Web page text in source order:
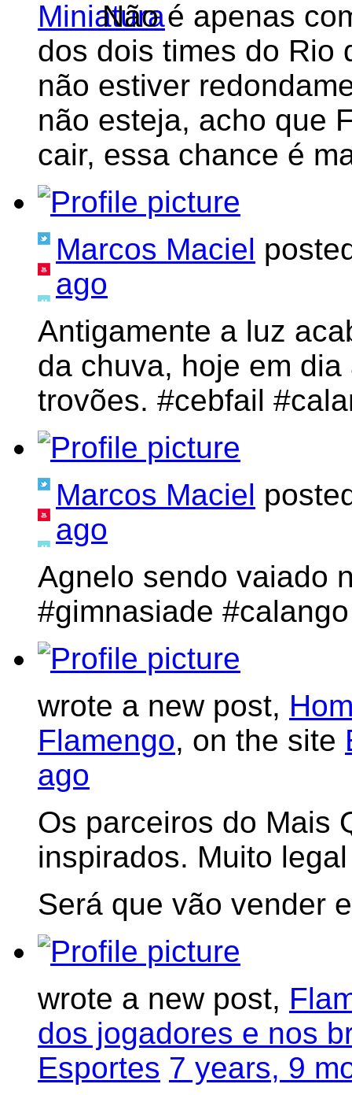
Não é apenas
dos dois times do Rio
não estiver
não esteja, acho que
cair, essa chance é
Marcos Maciel
ago
Antigamente a luz
da chuva, hoje em
trovões. #cebfail
Marcos Maciel
ago
Agnelo sendo vaiado
#gimnasiade #calango
wrote a new post,
Flamengo, on the site
ago
Os parceiros do Mais
inspirados. Muito
Será que vão vender
wrote a new post,
dos jogadores e nos
Esportes 7 years, 9